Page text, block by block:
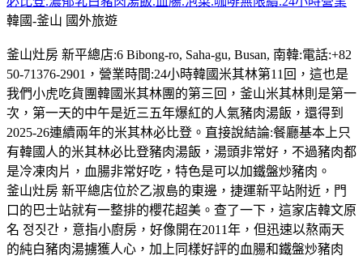
韓國-釜山 國外旅遊
釜山灶房 新平總店:6 Bibong-ro, Saha-gu, Busan, 南韓:電話:+82
50-71376-2901，營業時間:24小時韓國米其林第11回，這也是
我們小虎吃貨團韓國米其林團的第三回，釜山米其林則是第一
次，第一天的中午是近三五年爆紅的人氣豬肉湯飯，還得到
2025-26連續兩年的米其林必比登。直接說結論:餐廳基本上只
有韓國人的米其林必比登豬肉湯飯，湯頭非常好，不過豬肉都
是冷凍肉片，血腸非常好吃，特色是可以加鐵盤炒豬肉。
釜山灶房 新平總店位於乙淑島的東邊，捷運新平站附近，門
口的巴士站就有一整排的櫻花超美。查了一下，這家店韓文原
名 정짓간，意指小廚房，好像開在2011年，但迅速以熬兩天
的純白豬肉湯擄獲人心，加上同樣好評的血腸和鐵盤炒豬肉